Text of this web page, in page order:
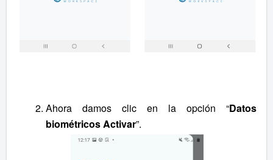
Ahora damos clic en la opción “Datos
biométricos Activar”.